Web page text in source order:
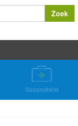
Zoek
Gezondheid